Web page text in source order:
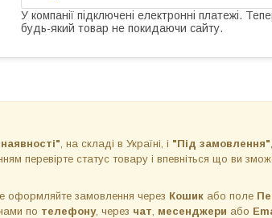
У компанії підключені електронні платежі.
будь-який товар не покидаючи сайту.
, на складі в Україні, і "Під замовлення"
перевірте статус товару і впевніться що ви
оформляйте замовлення через Кошик або поле
по телефону, через чат месенджери або